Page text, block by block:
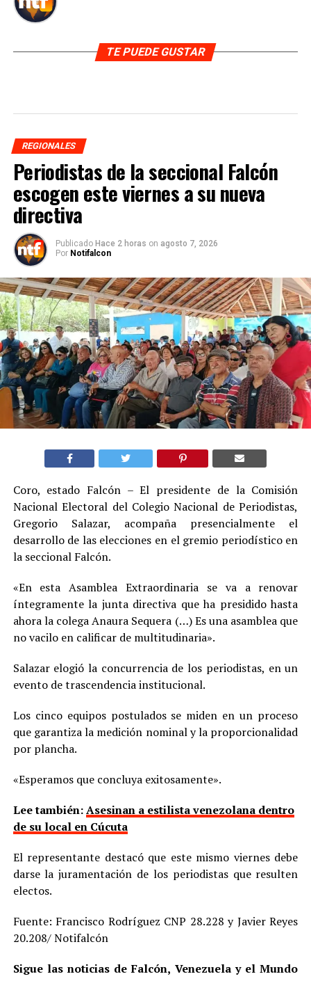
TE PUEDE GUSTAR
REGIONALES
Periodistas de la seccional Falcón
escogen este viernes a su nueva
directiva
Publicado Hace 2 horas on agosto 7, 2026
Por Notifalcon
Coro, estado Falcón – El presidente de la Comisión
Nacional Electoral del Colegio Nacional de Periodistas,
Gregorio Salazar, acompaña presencialmente el
desarrollo de las elecciones en el gremio periodístico en
la seccional Falcón.
«En esta Asamblea Extraordinaria se va a renovar
íntegramente la junta directiva que ha presidido hasta
ahora la colega Anaura Sequera (…) Es una asamblea que
no vacilo en calificar de multitudinaria».
Salazar elogió la concurrencia de los periodistas, en un
evento de trascendencia institucional.
Los cinco equipos postulados se miden en un proceso
que garantiza la medición nominal y la proporcionalidad
por plancha.
«Esperamos que concluya exitosamente».
Lee también:Asesinan a estilista venezolana dentro
de su local en Cúcuta
El representante destacó que este mismo viernes debe
darse la juramentación de los periodistas que resulten
electos.
Fuente: Francisco Rodríguez CNP 28.228 y Javier Reyes
20.208/ Notifalcón
Sigue las noticias de Falcón, Venezuela y el Mundo